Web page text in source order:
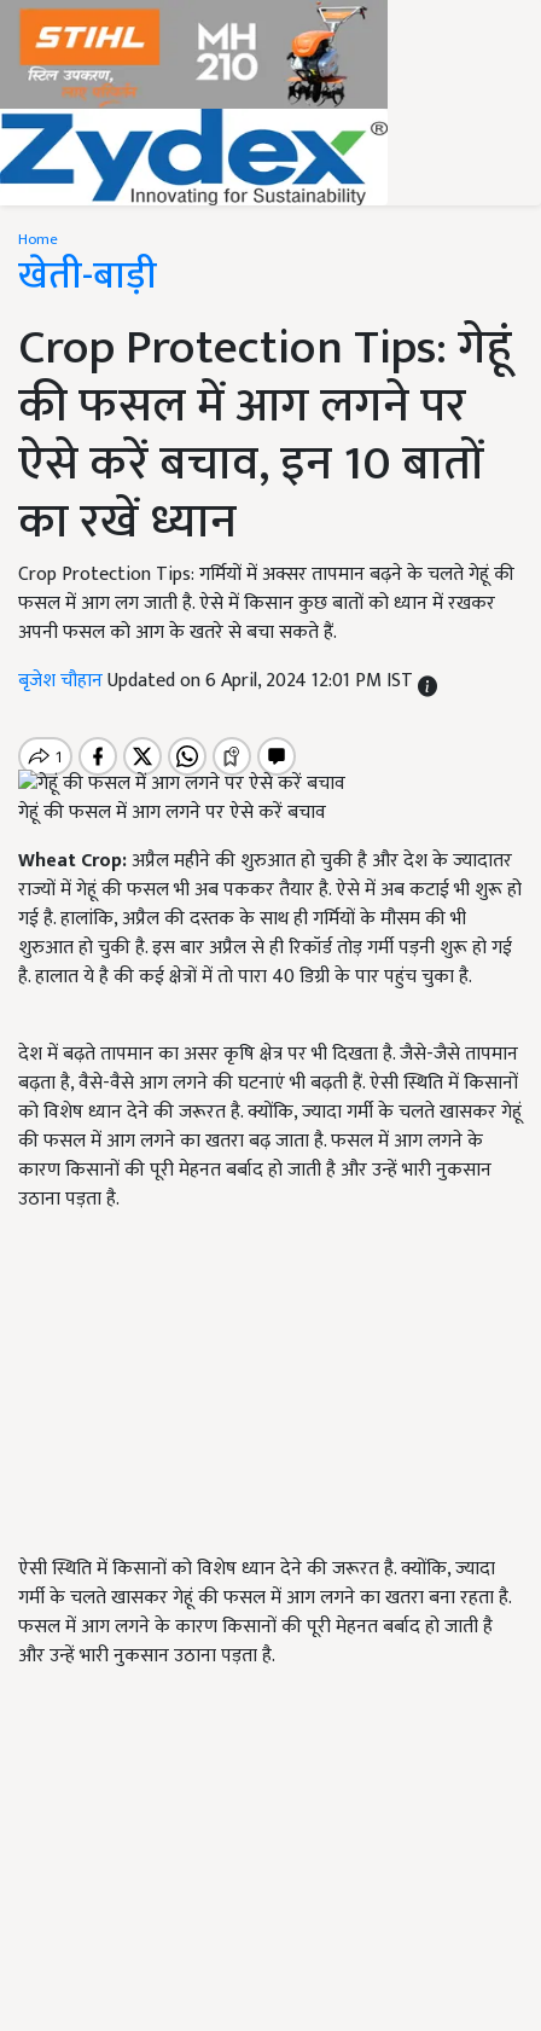
Home
खेती-बाड़ी
Crop Protection Tips: गेहूं
की फसल में आग लगने पर
ऐसे करें बचाव, इन 10 बातों
का रखें ध्यान
Crop Protection Tips: गर्मियों में अक्सर तापमान बढ़ने के चलते गेहूं की
फसल में आग लग जाती है. ऐसे में किसान कुछ बातों को ध्यान में रखकर
अपनी फसल को आग के खतरे से बचा सकते हैं.
बृजेश चौहानUpdated on 6 April, 2024 12:01 PM IST
गेहूं की फसल में आग लगने पर ऐसे करें बचाव
Wheat Crop:अप्रैल महीने की शुरुआत हो चुकी है और देश के ज्यादातर
राज्यों में गेहूं की फसल भी अब पककर तैयार है. ऐसे में अब कटाई भी शुरू हो
गई है. हालांकि, अप्रैल की दस्तक के साथ ही गर्मियों के मौसम की भी
शुरुआत हो चुकी है. इस बार अप्रैल से ही रिकॉर्ड तोड़ गर्मी पड़नी शुरू हो गई
है. हालात ये है की कई क्षेत्रों में तो पारा 40 डिग्री के पार पहुंच चुका है.
देश में बढ़ते तापमान का असर कृषि क्षेत्र पर भी दिखता है. जैसे-जैसे तापमान
बढ़ता है, वैसे-वैसे आग लगने की घटनाएं भी बढ़ती हैं. ऐसी स्थिति में किसानों
को विशेष ध्यान देने की जरूरत है. क्योंकि, ज्यादा गर्मी के चलते खासकर गेहूं
की फसल में आग लगने का खतरा बढ़ जाता है. फसल में आग लगने के
कारण किसानों की पूरी मेहनत बर्बाद हो जाती है और उन्हें भारी नुकसान
उठाना पड़ता है.
ऐसी स्थिति में किसानों को विशेष ध्यान देने की जरूरत है. क्योंकि, ज्यादा
गर्मी के चलते खासकर गेहूं की फसल में आग लगने का खतरा बना रहता है.
फसल में आग लगने के कारण किसानों की पूरी मेहनत बर्बाद हो जाती है
और उन्हें भारी नुकसान उठाना पड़ता है.